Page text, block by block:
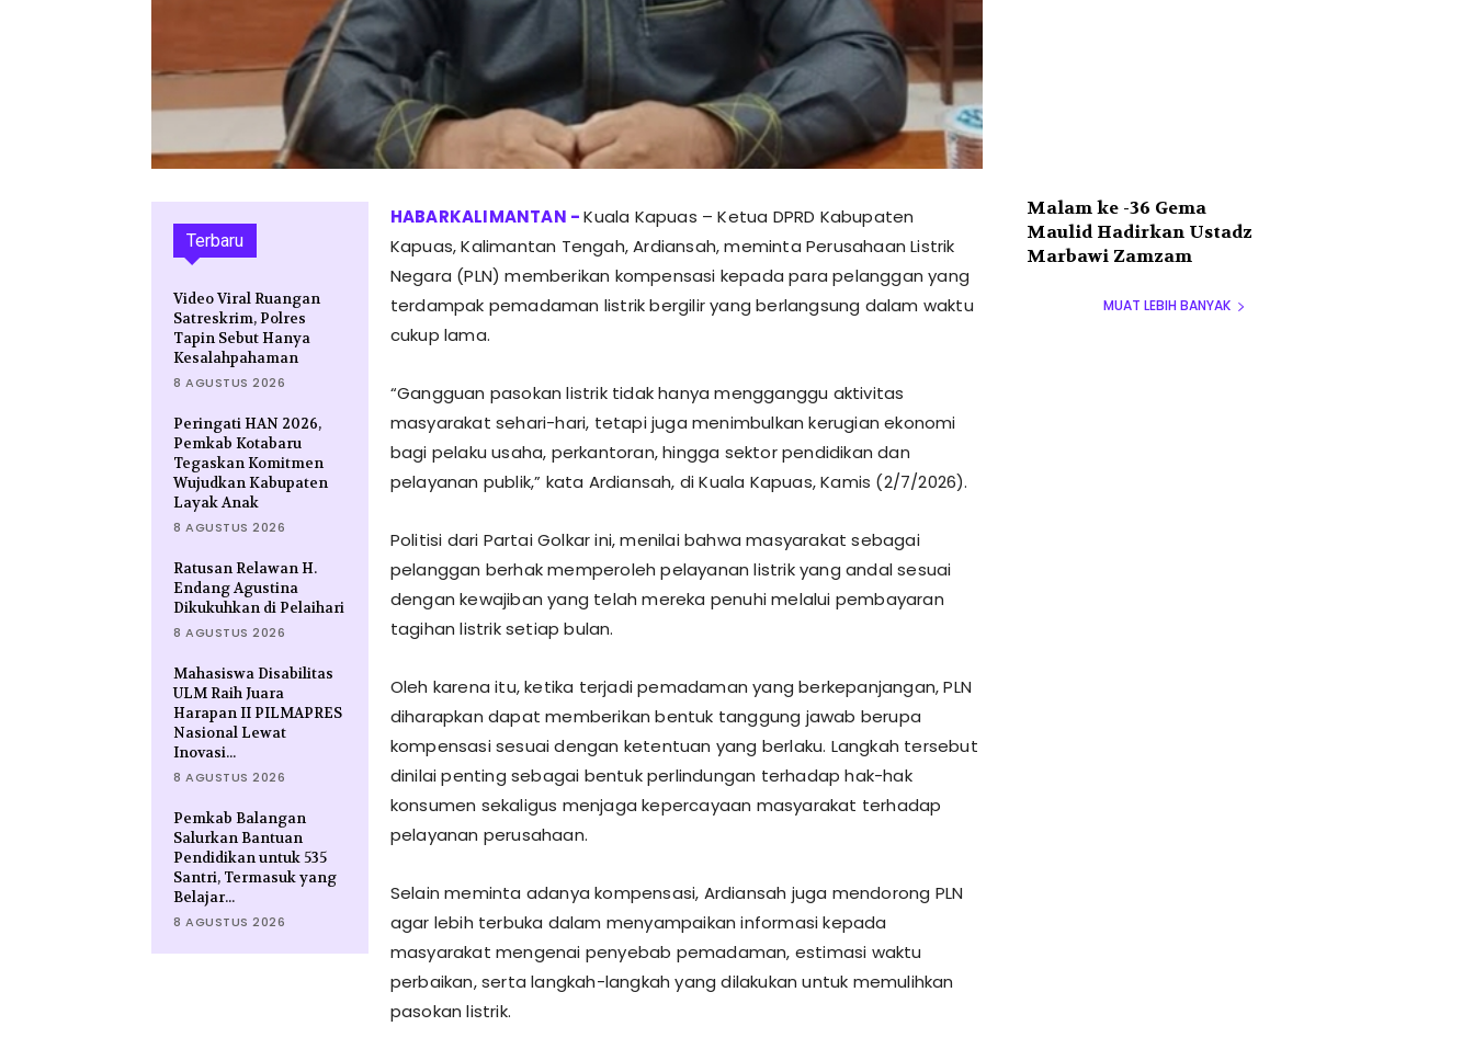
Terbaru
Video Viral Ruangan
Satreskrim, Polres
Tapin Sebut Hanya
Kesalahpahaman
8 AGUSTUS 2026
Peringati HAN 2026,
Pemkab Kotabaru
Tegaskan Komitmen
Wujudkan Kabupaten
Layak Anak
8 AGUSTUS 2026
Ratusan Relawan H.
Endang Agustina
Dikukuhkan di Pelaihari
8 AGUSTUS 2026
Mahasiswa Disabilitas
ULM Raih Juara
Harapan II PILMAPRES
Nasional Lewat
Inovasi...
8 AGUSTUS 2026
Pemkab Balangan
Salurkan Bantuan
Pendidikan untuk 535
Santri, Termasuk yang
Belajar...
8 AGUSTUS 2026
Kuala Kapuas – Ketua DPRD Kabupaten
Kapuas, Kalimantan Tengah, Ardiansah, meminta Perusahaan Listrik
Negara (PLN) memberikan kompensasi kepada para pelanggan yang
terdampak pemadaman listrik bergilir yang berlangsung dalam waktu
cukup lama.
“Gangguan pasokan listrik tidak hanya mengganggu aktivitas
masyarakat sehari-hari, tetapi juga menimbulkan kerugian ekonomi
bagi pelaku usaha, perkantoran, hingga sektor pendidikan dan
pelayanan publik,” kata Ardiansah, di Kuala Kapuas, Kamis (2/7/2026).
Politisi dari Partai Golkar ini, menilai bahwa masyarakat sebagai
pelanggan berhak memperoleh pelayanan listrik yang andal sesuai
dengan kewajiban yang telah mereka penuhi melalui pembayaran
tagihan listrik setiap bulan.
Oleh karena itu, ketika terjadi pemadaman yang berkepanjangan, PLN
diharapkan dapat memberikan bentuk tanggung jawab berupa
kompensasi sesuai dengan ketentuan yang berlaku. Langkah tersebut
dinilai penting sebagai bentuk perlindungan terhadap hak-hak
konsumen sekaligus menjaga kepercayaan masyarakat terhadap
pelayanan perusahaan.
Selain meminta adanya kompensasi, Ardiansah juga mendorong PLN
agar lebih terbuka dalam menyampaikan informasi kepada
masyarakat mengenai penyebab pemadaman, estimasi waktu
perbaikan, serta langkah-langkah yang dilakukan untuk memulihkan
pasokan listrik.
Malam ke -36 Gema
Maulid Hadirkan Ustadz
Marbawi Zamzam
MUAT LEBIH BANYAK